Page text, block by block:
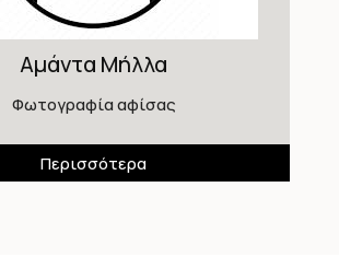
Αμάντα Μήλλα
Φωτογραφία αφίσας
Περισσότερα